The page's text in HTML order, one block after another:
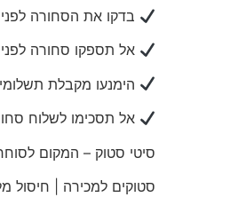
בדקו את הסחורה
אל תספקו סחורה
הימנעו מקבלת
אל תסכימו לשלוח
סיטי סטוק – המקום
סטוקים למכירה | חיסול